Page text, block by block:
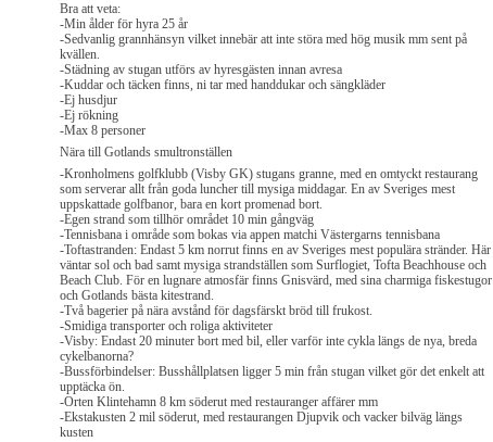
Bra att veta:
-Min ålder för hyra 25 år
-Sedvanlig grannhänsyn vilket innebär att inte störa med hög musik mm sent på
kvällen.
-Städning av stugan utförs av hyresgästen innan avresa
-Kuddar och täcken finns, ni tar med handdukar och sängkläder
-Ej husdjur
-Ej rökning
-Max 8 personer
Nära till Gotlands smultronställen
-Kronholmens golfklubb (Visby GK) stugans granne, med en omtyckt restaurang
som serverar allt från goda luncher till mysiga middagar. En av Sveriges mest
uppskattade golfbanor, bara en kort promenad bort.
-Egen strand som tillhör området 10 min gångväg
-Tennisbana i område som bokas via appen matchi Västergarns tennisbana
-Toftastranden: Endast 5 km norrut finns en av Sveriges mest populära stränder. Här
väntar sol och bad samt mysiga strandställen som Surflogiet, Tofta Beachhouse och
Beach Club. För en lugnare atmosfär finns Gnisvärd, med sina charmiga fiskestugor
och Gotlands bästa kitestrand.
-Två bagerier på nära avstånd för dagsfärskt bröd till frukost.
-Smidiga transporter och roliga aktiviteter
-Visby: Endast 20 minuter bort med bil, eller varför inte cykla längs de nya, breda
cykelbanorna?
-Bussförbindelser: Busshållplatsen ligger 5 min från stugan vilket gör det enkelt att
upptäcka ön.
-Orten Klintehamn 8 km söderut med restauranger affärer mm
-Ekstakusten 2 mil söderut, med restaurangen Djupvik och vacker bilväg längs
kusten